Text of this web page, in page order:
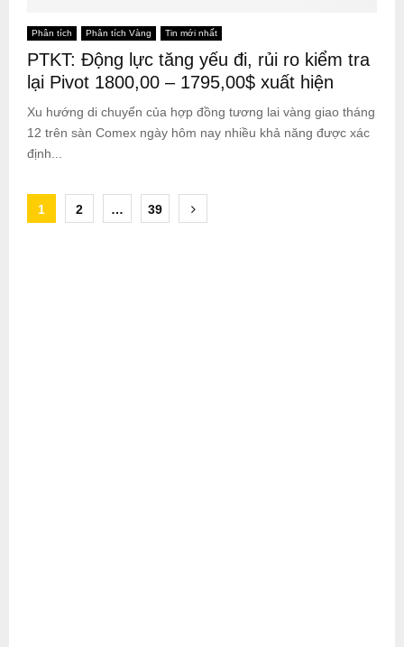
Phân tích Phân tích Vàng Tin mới nhất
PTKT: Động lực tăng yếu đi, rủi ro kiểm tra
lại Pivot 1800,00 – 1795,00$ xuất hiện
Xu hướng di chuyển của hợp đồng tương lai vàng giao tháng
12 trên sàn Comex ngày hôm nay nhiều khả năng được xác
định...
Posts
1 2 … 39